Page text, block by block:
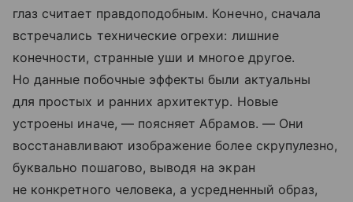
глаз считает правдоподобным. Конечно, сначала
встречались технические огрехи: лишние
конечности, странные уши и многое другое.
Но данные побочные эффекты были актуальны
для простых и ранних архитектур. Новые
устроены иначе, — поясняет Абрамов. — Они
восстанавливают изображение более скрупулезно,
буквально пошагово, выводя на экран
не конкретного человека, а усредненный образ,